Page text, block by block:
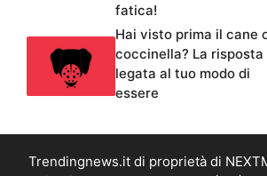
fatica!
Hai visto prima il cane
coccinella? La risposta
legata al tuo modo di
essere
Trendingnews.it di proprietà di